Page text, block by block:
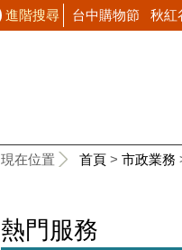
進階搜尋 台中購物節 秋紅
現在位置 首頁 > 市政業務
熱門服務